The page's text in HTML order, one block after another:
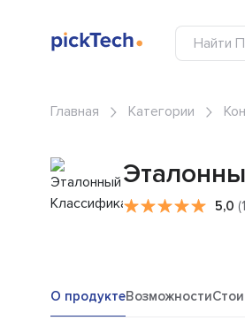
Главная Категории
5,0
О продуктеВозможности